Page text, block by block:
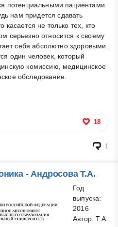
потенциальными пациентами.
нам придется сдавать
не только тех, кто
серьезно относится к своему
себя абсолютно здоровыми.
один человек, который
комиссию, медицинское
обследование.
18
1
- Андросова Т.А.
Год
выпуска:
2016
Автор: Т.А.